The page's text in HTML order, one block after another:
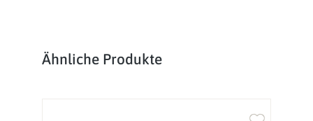
Produktgalerie überspringen
Ähnliche Produkte